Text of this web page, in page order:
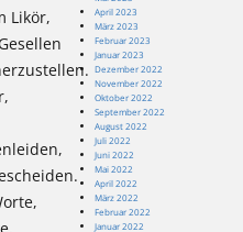
Likör,
April 2023
März 2023
Februar 2023
Januar 2023
Dezember 2022
November 2022
Oktober 2022
September 2022
August 2022
Juli 2022
Juni 2022
Mai 2022
April 2022
März 2022
Februar 2022
Januar 2022